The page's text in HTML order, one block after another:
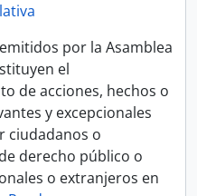
por la Asamblea
el
de acciones, hechos o
y excepcionales
ciudadanos o
derecho público o
o extranjeros en